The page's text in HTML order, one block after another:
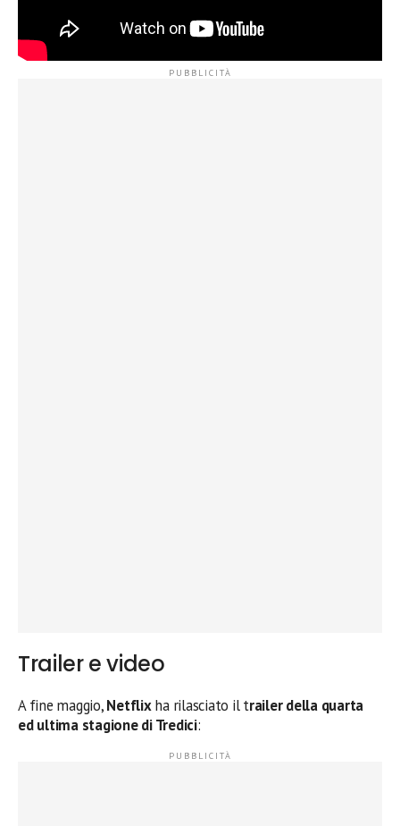
Trailer e video
A fine maggio,Netflixha rilasciato il trailer della quarta
ed ultima stagione di Tredici: